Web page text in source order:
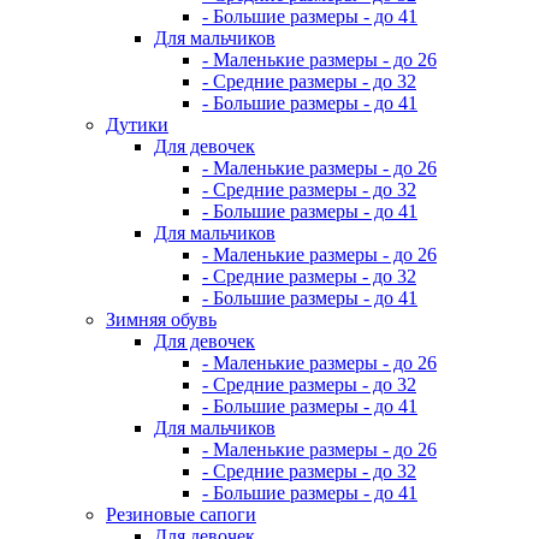
- Большие размеры - до 41
Для мальчиков
- Маленькие размеры - до 26
- Средние размеры - до 32
- Большие размеры - до 41
Дутики
Для девочек
- Маленькие размеры - до 26
- Средние размеры - до 32
- Большие размеры - до 41
Для мальчиков
- Маленькие размеры - до 26
- Средние размеры - до 32
- Большие размеры - до 41
Зимняя обувь
Для девочек
- Маленькие размеры - до 26
- Средние размеры - до 32
- Большие размеры - до 41
Для мальчиков
- Маленькие размеры - до 26
- Средние размеры - до 32
- Большие размеры - до 41
Резиновые сапоги